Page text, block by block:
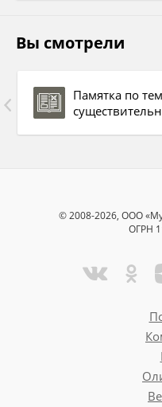
Вы смотрели
Памятка по
© 2008-2026, ООО
ОГРН